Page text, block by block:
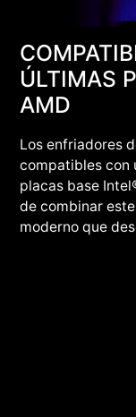
ÚLTIMAS
AMD
Los enfriadores
compatibles con
placas base
de combinar
moderno que